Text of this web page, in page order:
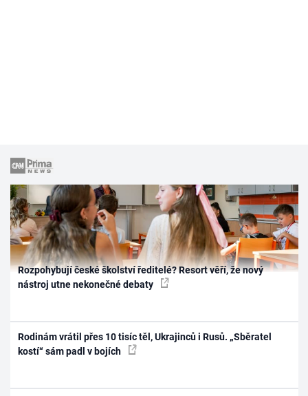
Rozpohybují české školství ředitelé? Resort věří, že nový
nástroj utne nekonečné debaty
Rodinám vrátil přes 10 tisíc těl, Ukrajinců i Rusů. „Sběratel
kostí“ sám padl v bojích